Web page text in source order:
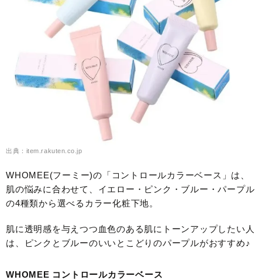
出典：item.rakuten.co.jp
WHOMEE(フーミー)の「コントロールカラーベース」は、
肌の悩みに合わせて、イエロー・ピンク・ブルー・パープル
の4種類から選べるカラー化粧下地。
肌に透明感を与えつつ血色のある肌にトーンアップしたい人
は、ピンクとブルーのいいとこどりのパープルがおすすめ♪
WHOMEE コントロールカラーベース